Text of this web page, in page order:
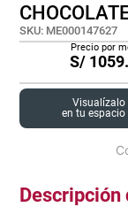
SKU: ME000147627
Precio por
S/
Visualízalo
en tu espacio
Descripción